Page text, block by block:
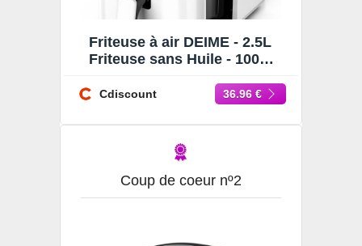
Friteuse à air DEIME - 2.5L
Friteuse sans Huile - 1000W
Temps Réglable
Cdiscount 36.96 €
Coup de coeur nº2